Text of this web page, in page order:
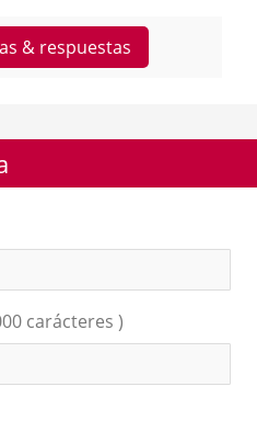
& respuestas
carácteres )